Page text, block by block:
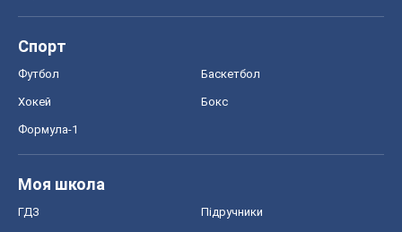
Спорт
Футбол Баскетбол
Хокей Бокс
Формула-1
Моя школа
ГДЗ Підручники